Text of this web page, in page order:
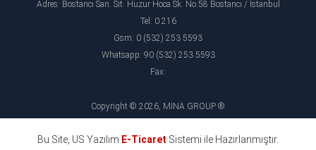
Adres: Bostancı San. Sit. Huzur Hoca Sk. No:58 Bostancı / İstanbul
Tel: 0 216
Gsm: 0 (532) 253 5593
Whatsapp: 90 (532) 253 5593
Fax:
Copyright © 2026, MİNA GROUP ®
Bu Site, US Yazılım E-Ticaret Sistemi ile Hazırlanmıştır.